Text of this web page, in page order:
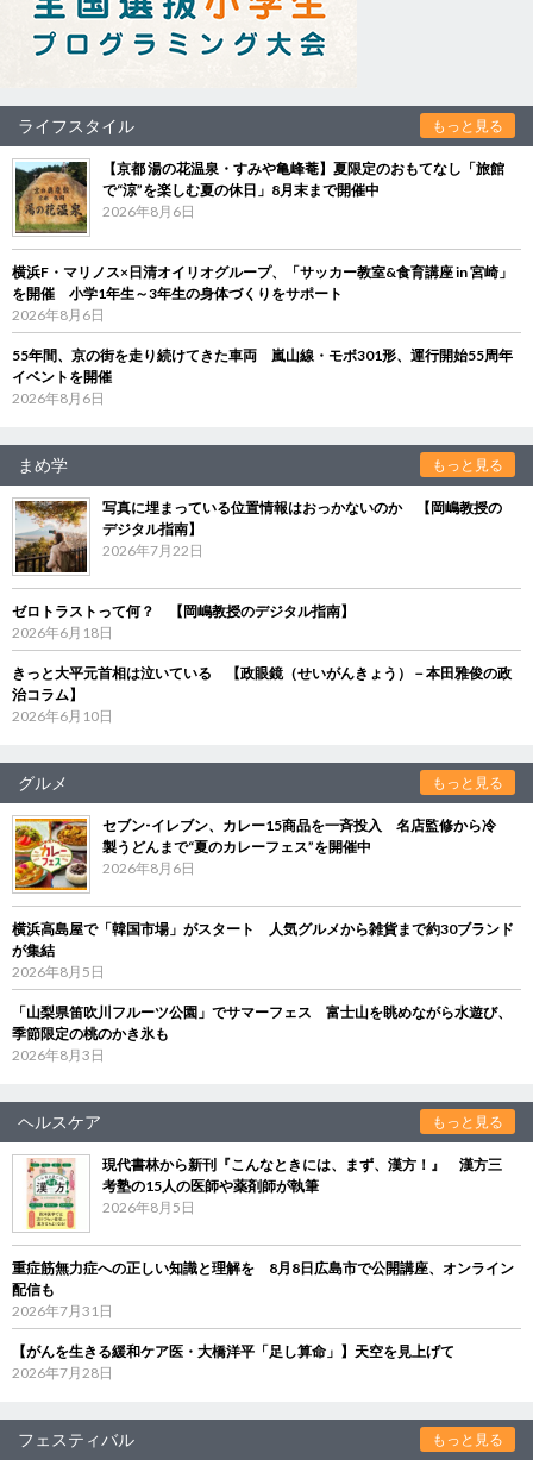
ライフスタイル もっと見る
【京都 湯の花温泉・すみや亀峰菴】夏限定のおもてなし「旅館
で“涼”を楽しむ夏の休日」8月末まで開催中
2026年8月6日
横浜F・マリノス×日清オイリオグループ、「サッカー教室&食育講座 in 宮崎」
を開催 小学1年生～3年生の身体づくりをサポート
2026年8月6日
55年間、京の街を走り続けてきた車両 嵐山線・モボ301形、運行開始55周年
イベントを開催
2026年8月6日
まめ学 もっと見る
写真に埋まっている位置情報はおっかないのか 【岡嶋教授の
デジタル指南】
2026年7月22日
ゼロトラストって何？ 【岡嶋教授のデジタル指南】
2026年6月18日
きっと大平元首相は泣いている 【政眼鏡（せいがんきょう）－本田雅俊の政
治コラム】
2026年6月10日
グルメ もっと見る
セブン‐イレブン、カレー15商品を一斉投入 名店監修から冷
製うどんまで“夏のカレーフェス”を開催中
2026年8月6日
横浜高島屋で「韓国市場」がスタート 人気グルメから雑貨まで約30ブランド
が集結
2026年8月5日
「山梨県笛吹川フルーツ公園」でサマーフェス 富士山を眺めながら水遊び、
季節限定の桃のかき氷も
2026年8月3日
ヘルスケア もっと見る
現代書林から新刊『こんなときには、まず、漢方！』 漢方三
考塾の15人の医師や薬剤師が執筆
2026年8月5日
重症筋無力症への正しい知識と理解を 8月8日広島市で公開講座、オンライン
配信も
2026年7月31日
【がんを生きる緩和ケア医・大橋洋平「足し算命」】天空を見上げて
2026年7月28日
フェスティバル もっと見る